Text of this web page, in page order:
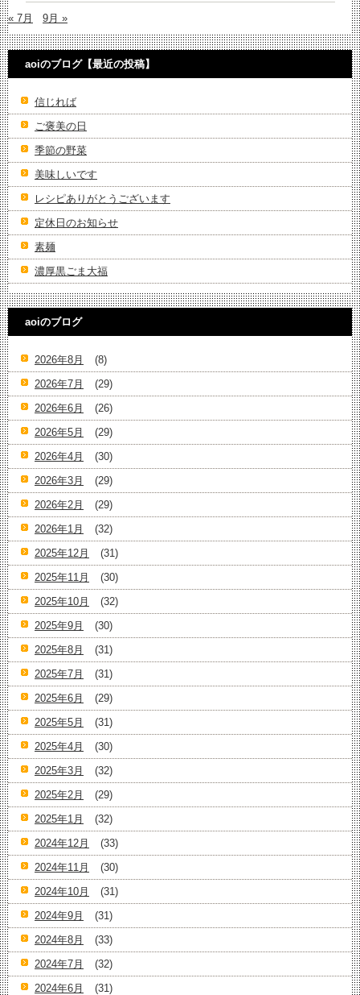
« 7月 9月 »
aoiのブログ【最近の投稿】
信じれば
ご褒美の日
季節の野菜
美味しいです
レシピありがとうございます
定休日のお知らせ
素麺
濃厚黒ごま大福
aoiのブログ
2026年8月
(8)
2026年7月
(29)
2026年6月
(26)
2026年5月
(29)
2026年4月
(30)
2026年3月
(29)
2026年2月
(29)
2026年1月
(32)
2025年12月
(31)
2025年11月
(30)
2025年10月
(32)
2025年9月
(30)
2025年8月
(31)
2025年7月
(31)
2025年6月
(29)
2025年5月
(31)
2025年4月
(30)
2025年3月
(32)
2025年2月
(29)
2025年1月
(32)
2024年12月
(33)
2024年11月
(30)
2024年10月
(31)
2024年9月
(31)
2024年8月
(33)
2024年7月
(32)
2024年6月
(31)